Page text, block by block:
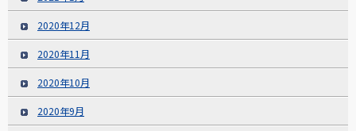
2020年12月
2020年11月
2020年10月
2020年9月